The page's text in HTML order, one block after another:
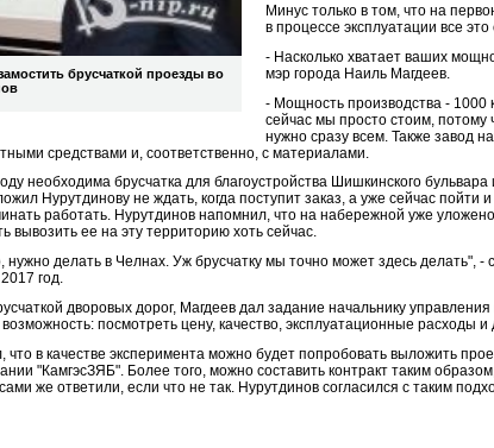
брусчаткой проезды во
Минус только в том, что на
в процессе эксплуатации все это
- Насколько хватает ваших
мэр города Наиль Магдеев.
- Мощность производства - 1000
сейчас мы просто стоим, потому
нужно сразу всем. Также завод
средствами и, соответственно, с материалами.
необходима брусчатка для благоустройства Шишкинского
Нурутдинову не ждать, когда поступит заказ, а уже сейчас пойти
работать. Нурутдинов напомнил, что на набережной уже
вывозить ее на эту территорию хоть сейчас.
делать в Челнах. Уж брусчатку мы точно может здесь делать",
год.
дворовых дорог, Магдеев дал задание начальнику
посмотреть цену, качество, эксплуатационные расходы
что в качестве эксперимента можно будет попробовать выложить
"КамгэсЗЯБ". Более того, можно составить контракт таким
же ответили, если что не так. Нурутдинов согласился с таким